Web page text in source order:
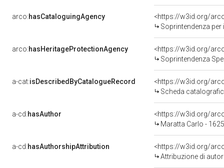
arco:hasCataloguingAgency
<https://w3id.org/
Soprintendenza
arco:hasHeritageProtectionAgency
<https://w3id.org/
Soprintendenza
a-cat:isDescribedByCatalogueRecord
<https://w3id.org/
Scheda
a-cd:hasAuthor
<https://w3id.org/
Maratta Carlo -
a-cd:hasAuthorshipAttribution
<https://w3id.org/
Attribuzione di